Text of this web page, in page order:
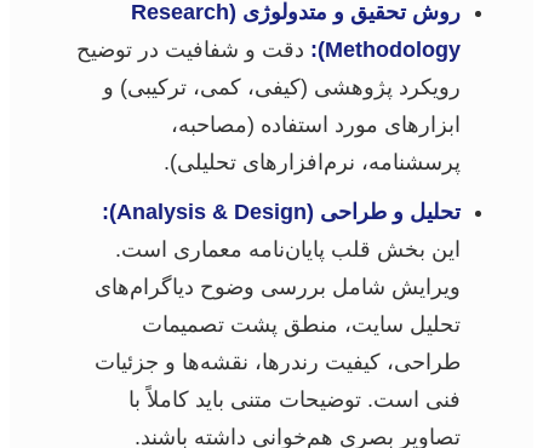
روش تحقیق و متدولوژی (Research
Methodology):
دقت و شفافیت در توضیح
رویکرد پژوهشی (کیفی، کمی، ترکیبی) و
ابزارهای مورد استفاده (مصاحبه،
پرسشنامه، نرم‌افزارهای تحلیلی).
تحلیل و طراحی (Analysis & Design):
این بخش قلب پایان‌نامه معماری است.
ویرایش شامل بررسی وضوح دیاگرام‌های
تحلیل سایت، منطق پشت تصمیمات
طراحی، کیفیت رندرها، نقشه‌ها و جزئیات
فنی است. توضیحات متنی باید کاملاً با
تصاویر بصری هم‌خوانی داشته باشند.